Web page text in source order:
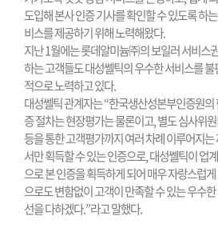
도입해 본사 인증 기사를 확인할 수 있도록 하
비스를 제공하기 위해 노력해왔다.
지난 1월에는 롯데알미늄㈜의 보일러 서비스
하는 고객들도 대성쎌틱의 우수한 서비스를
적으로 노력하고 있다.
대성쎌틱 관계자는 “한국생산성본부인증원
증 절차는 현장평가는 물론이고, 별도 심사위
등을 통한 고객평가까지 여러 차례 이루어지
서만 획득할 수 있는 인증으로, 대성쎌틱이 업
으로 본 인증을 획득하게 되어 매우 자랑스럽
으로도 변함없이 고객이 만족할 수 있는 우수
선을 다하겠다.”라고 말했다.